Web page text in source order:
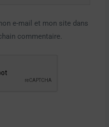
e-mail et mon site dans
commentaire.